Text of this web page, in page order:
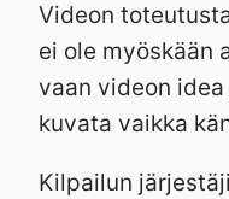
Videon
ei ole myöskään
vaan videon
kuvata vaikka
Kilpailun